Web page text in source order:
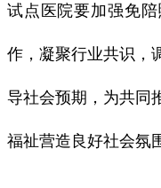
试点医院要加强免
作，凝聚行业共识，
导社会预期，为共同
福祉营造良好社会氛